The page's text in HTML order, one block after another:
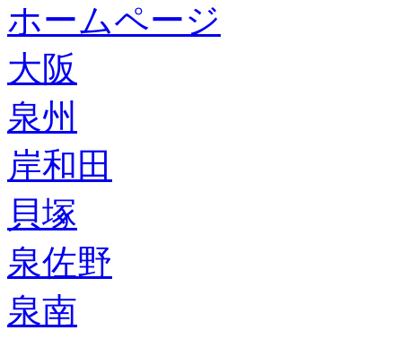
ホームページ
大阪
泉州
岸和田
貝塚
泉佐野
泉南